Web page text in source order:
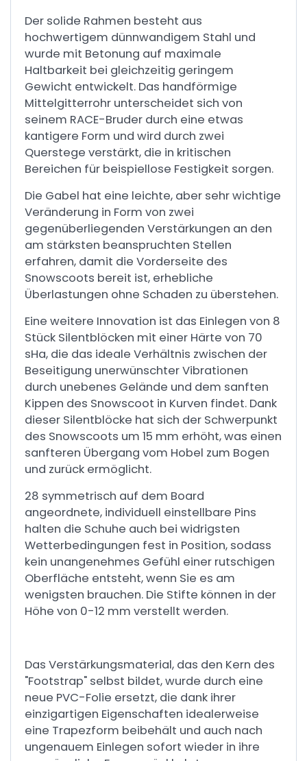
Der solide Rahmen besteht aus
hochwertigem dünnwandigem Stahl und
wurde mit Betonung auf maximale
Haltbarkeit bei gleichzeitig geringem
Gewicht entwickelt. Das handförmige
Mittelgitterrohr unterscheidet sich von
seinem RACE-Bruder durch eine etwas
kantigere Form und wird durch zwei
Querstege verstärkt, die in kritischen
Bereichen für beispiellose Festigkeit sorgen.
Die Gabel hat eine leichte, aber sehr wichtige
Veränderung in Form von zwei
gegenüberliegenden Verstärkungen an den
am stärksten beanspruchten Stellen
erfahren, damit die Vorderseite des
Snowscoots bereit ist, erhebliche
Überlastungen ohne Schaden zu überstehen.
Eine weitere Innovation ist das Einlegen von 8
Stück Silentblöcken mit einer Härte von 70
sHa, die das ideale Verhältnis zwischen der
Beseitigung unerwünschter Vibrationen
durch unebenes Gelände und dem sanften
Kippen des Snowscoot in Kurven findet. Dank
dieser Silentblöcke hat sich der Schwerpunkt
des Snowscoots um 15 mm erhöht, was einen
sanfteren Übergang vom Hobel zum Bogen
und zurück ermöglicht.
28 symmetrisch auf dem Board
angeordnete, individuell einstellbare Pins
halten die Schuhe auch bei widrigsten
Wetterbedingungen fest in Position, sodass
kein unangenehmes Gefühl einer rutschigen
Oberfläche entsteht, wenn Sie es am
wenigsten brauchen. Die Stifte können in der
Höhe von 0-12 mm verstellt werden.
Das Verstärkungsmaterial, das den Kern des
"Footstrap" selbst bildet, wurde durch eine
neue PVC-Folie ersetzt, die dank ihrer
einzigartigen Eigenschaften idealerweise
eine Trapezform beibehält und auch nach
ungenauem Einlegen sofort wieder in ihre